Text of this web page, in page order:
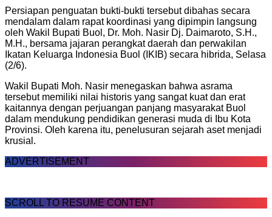
Persiapan penguatan bukti-bukti tersebut dibahas secara
mendalam dalam rapat koordinasi yang dipimpin langsung
oleh Wakil Bupati Buol, Dr. Moh. Nasir Dj. Daimaroto, S.H.,
M.H., bersama jajaran perangkat daerah dan perwakilan
Ikatan Keluarga Indonesia Buol (IKIB) secara hibrida, Selasa
(2/6).
Wakil Bupati Moh. Nasir menegaskan bahwa asrama
tersebut memiliki nilai historis yang sangat kuat dan erat
kaitannya dengan perjuangan panjang masyarakat Buol
dalam mendukung pendidikan generasi muda di Ibu Kota
Provinsi. Oleh karena itu, penelusuran sejarah aset menjadi
krusial.
ADVERTISEMENT
SCROLL TO RESUME CONTENT